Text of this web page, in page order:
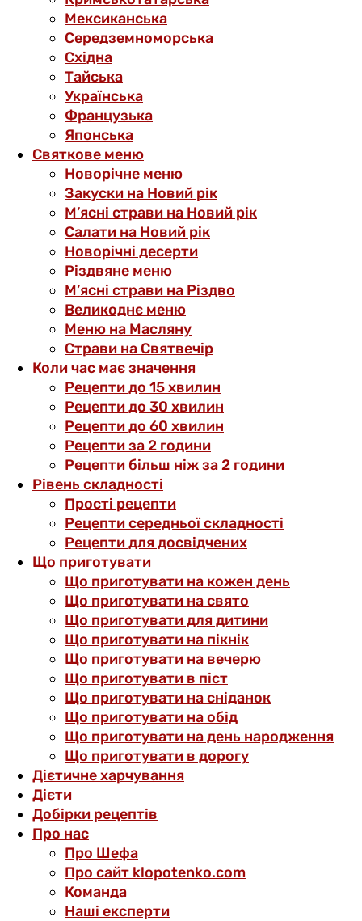
Мексиканська
Середземноморська
Східна
Тайська
Українська
Французька
Японська
Святкове меню
Новорічне меню
Закуски на Новий рік
М’ясні страви на Новий рік
Салати на Новий рік
Новорічні десерти
Різдвяне меню
М’ясні страви на Різдво
Великоднє меню
Меню на Масляну
Страви на Святвечір
Коли час має значення
Рецепти до 15 хвилин
Рецепти до 30 хвилин
Рецепти до 60 хвилин
Рецепти за 2 години
Рецепти більш ніж за 2 години
Рівень складності
Прості рецепти
Рецепти середньої складності
Рецепти для досвідчених
Що приготувати
Що приготувати на кожен день
Що приготувати на свято
Що приготувати для дитини
Що приготувати на пікнік
Що приготувати на вечерю
Що приготувати в піст
Що приготувати на сніданок
Що приготувати на обід
Що приготувати на день народження
Що приготувати в дорогу
Дієтичне харчування
Дієти
Добірки рецептів
Про нас
Про Шефа
Про сайт klopotenko.com
Команда
Наші експерти